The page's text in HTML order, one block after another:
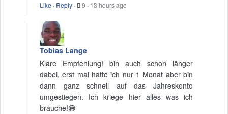
Like · Reply · 9 · 13 hours ago
Tobias Lange
Klare Empfehlung! bin auch schon länger
dabei, erst mal hatte ich nur 1 Monat aber bin
dann ganz schnell auf das Jahreskonto
umgestiegen. Ich kriege hier alles was ich
brauche!😁